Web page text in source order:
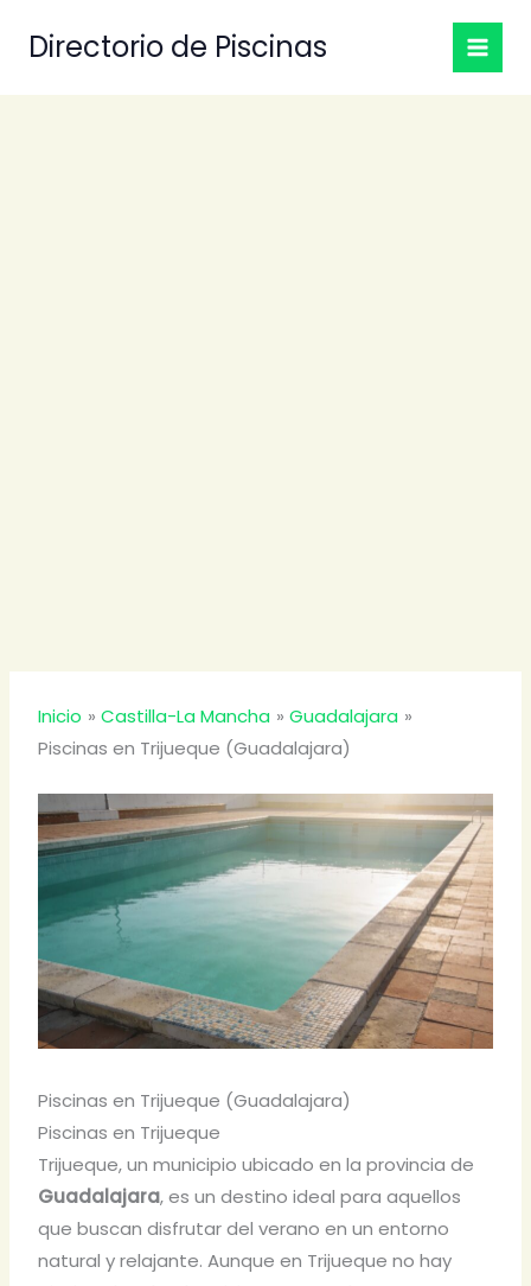
Directorio de Piscinas
Inicio Castilla-La Mancha
Guadalajara
Piscinas en Trijueque (Guadalajara)
Piscinas en Trijueque (Guadalajara)
Piscinas en Trijueque
Trijueque, un municipio ubicado en la provincia de
Guadalajara, es un destino ideal para aquellos
que buscan disfrutar del verano en un entorno
natural y relajante. Aunque en Trijueque no hay